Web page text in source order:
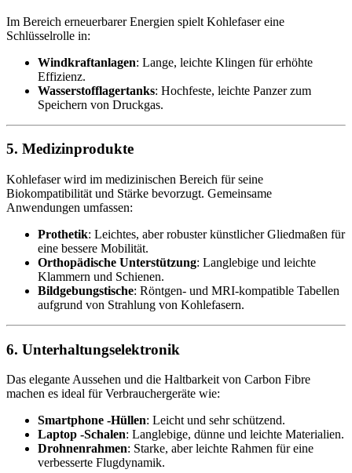
Im Bereich erneuerbarer Energien spielt Kohlefaser eine
Schlüsselrolle in:
Windkraftanlagen: Lange, leichte Klingen für erhöhte
Effizienz.
Wasserstofflagertanks: Hochfeste, leichte Panzer zum
Speichern von Druckgas.
5. Medizinprodukte
Kohlefaser wird im medizinischen Bereich für seine
Biokompatibilität und Stärke bevorzugt. Gemeinsame
Anwendungen umfassen:
Prothetik: Leichtes, aber robuster künstlicher Gliedmaßen für
eine bessere Mobilität.
Orthopädische Unterstützung: Langlebige und leichte
Klammern und Schienen.
Bildgebungstische: Röntgen- und MRI-kompatible Tabellen
aufgrund von Strahlung von Kohlefasern.
6. Unterhaltungselektronik
Das elegante Aussehen und die Haltbarkeit von Carbon Fibre
machen es ideal für Verbrauchergeräte wie:
Smartphone -Hüllen: Leicht und sehr schützend.
Laptop -Schalen: Langlebige, dünne und leichte Materialien.
Drohnenrahmen: Starke, aber leichte Rahmen für eine
verbesserte Flugdynamik.